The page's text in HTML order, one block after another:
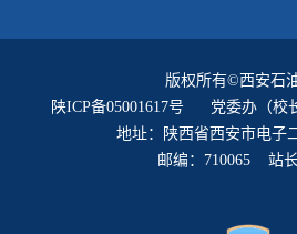
版权所有©西安石
陕ICP备05001617号 党委办（校长
地址：陕西省西安市电子
邮编：710065 站